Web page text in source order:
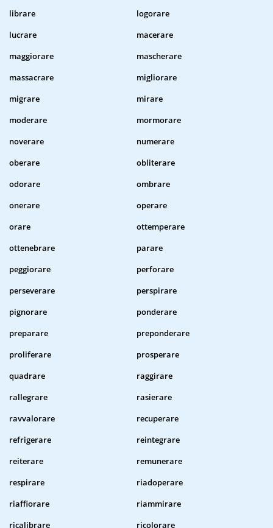
librare
logorare
lucrare
macerare
maggiorare
mascherare
massacrare
migliorare
migrare
mirare
moderare
mormorare
noverare
numerare
oberare
obliterare
odorare
ombrare
onerare
operare
orare
ottemperare
ottenebrare
parare
peggiorare
perforare
perseverare
perspirare
pignorare
ponderare
preparare
preponderare
proliferare
prosperare
quadrare
raggirare
rallegrare
rasierare
ravvalorare
recuperare
refrigerare
reintegrare
reiterare
remunerare
respirare
riadoperare
riaffiorare
riammirare
ricalibrare
ricolorare